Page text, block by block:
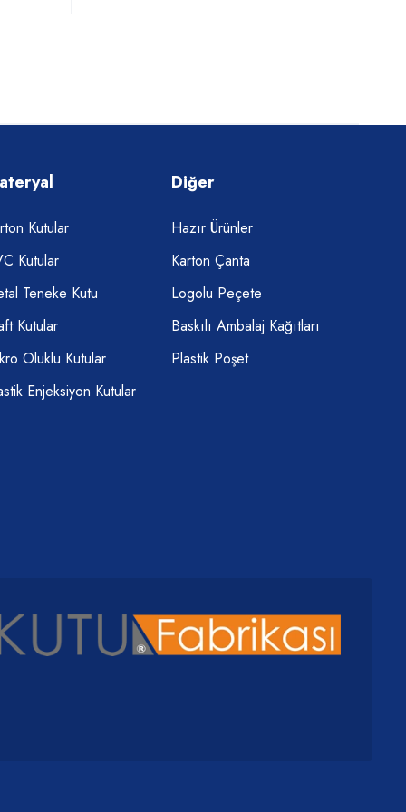
Kutular
Kutular
Teneke Kutu
Kutular
Oluklu Kutular
Enjeksiyon Kutular
Diğer
Hazır Ürünler
Karton Çanta
Logolu Peçete
Baskılı Ambalaj Kağıtları
Plastik Poşet